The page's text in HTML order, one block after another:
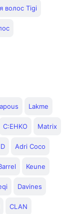
волос Tigi
Lakme
C:EHKO Matrix
Adri Coco
Keune
Davines
CLAN